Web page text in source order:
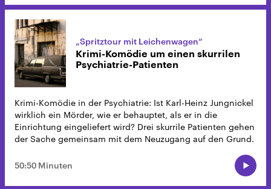
„Spritztour mit Leichenwagen“
Krimi-Komödie um einen skurrilen
Psychiatrie-Patienten
Krimi-Komödie in der Psychiatrie: Ist Karl-Heinz Jungnickel
wirklich ein Mörder, wie er behauptet, als er in die
Einrichtung eingeliefert wird? Drei skurrile Patienten gehen
der Sache gemeinsam mit dem Neuzugang auf den Grund.
50:50 Minuten